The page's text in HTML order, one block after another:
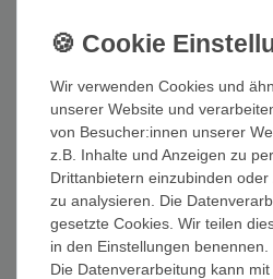
Wunschliste
* inkl. ges. MwSt. zzgl.Versandkosten
Wir verwenden Cookies und
unserer Website und
von Besucher:innen unserer
z.B. Inhalte und Anzeigen zu
Drittanbietern einzubinden
zu analysieren. Die
gesetzte Cookies. Wir teilen
in den Einstellungen benennen.
Die Datenverarbeitung kann